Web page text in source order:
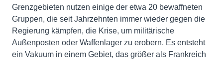
Grenzgebieten nutzen einige der etwa 20 bewaffneten
Gruppen, die seit Jahrzehnten immer wieder gegen die
Regierung kämpfen, die Krise, um militärische
Außenposten oder Waffenlager zu erobern. Es entsteht
ein Vakuum in einem Gebiet, das größer als Frankreich